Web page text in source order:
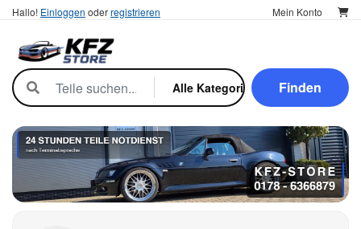
Hallo! Einloggen oderregistrieren Mein Konto
Finden